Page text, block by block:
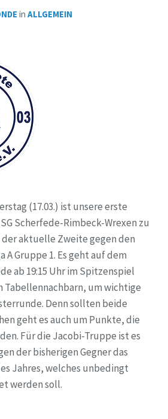
in ALLGEMEIN
(17.03.) ist unsere erste
Scherfede-Rimbeck-Wrexen zu
aktuelle Zweite gegen den
Gruppe 1. Es geht auf dem
ab 19:15 Uhr im Spitzenspiel
Tabellennachbarn, um wichtige
Denn sollten beide
geht es auch um Punkte, die
Für die Jacobi-Truppe ist es
der bisherigen Gegner das
Jahres, welches unbedingt
werden soll.